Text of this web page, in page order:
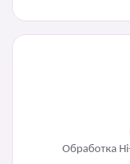
Обработка